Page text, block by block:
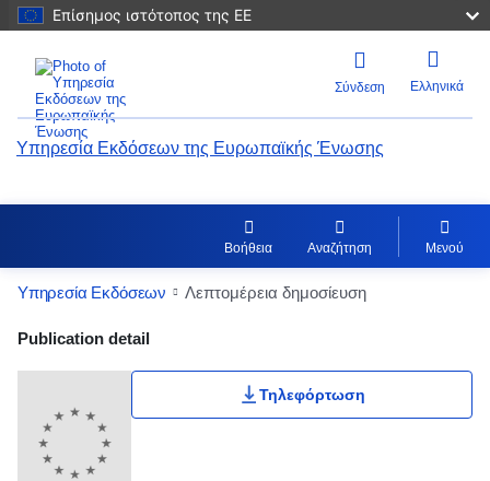
Επίσημος ιστότοπος της ΕΕ
Σύνδεση Ελληνικά
Υπηρεσία Εκδόσεων της Ευρωπαϊκής Ένωσης
Βοήθεια Αναζήτηση Μενού
Υπηρεσία Εκδόσεων Λεπτομέρεια δημοσίευση
Publication Detail Actions Portlet
Publication detail
Τηλεφόρτωση